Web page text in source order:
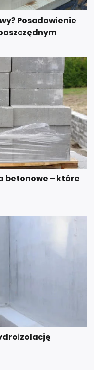
Posadowienie
betonowe – które